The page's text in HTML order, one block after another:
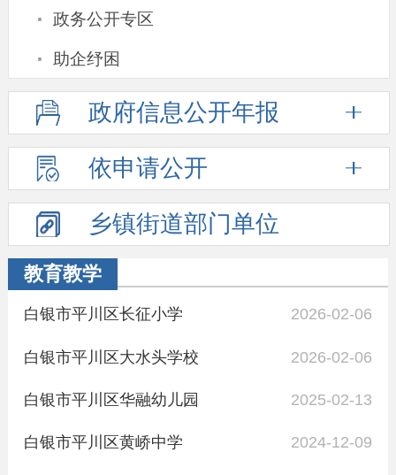
· 政务公开专区
· 助企纾困
政府信息公开年报
依申请公开
乡镇街道部门单位
教育教学
白银市平川区长征小学 2026-02-06
白银市平川区大水头学校 2026-02-06
白银市平川区华融幼儿园 2025-02-13
白银市平川区黄峤中学 2024-12-09